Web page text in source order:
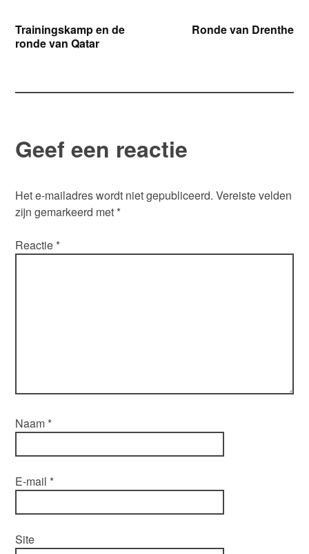
Bericht
navigatie
Trainingskamp en de
ronde van Qatar
Ronde van Drenthe
Geef een reactie
Het e-mailadres wordt niet gepubliceerd. Vereiste velden
zijn gemarkeerd met *
Reactie *
Naam *
E-mail *
Site